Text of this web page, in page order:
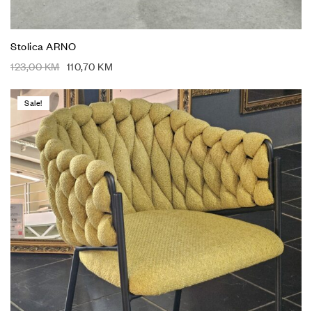
Stolica ARNO
123,00KM 110,70 KM
Sale!